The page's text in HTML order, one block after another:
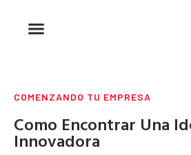
COMENZANDO TU EMPRESA
Como Encontrar Una
Innovadora